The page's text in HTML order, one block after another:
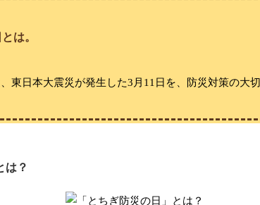
は。
、東日本大震災が発生した3月11日を、防災対策の大
は？